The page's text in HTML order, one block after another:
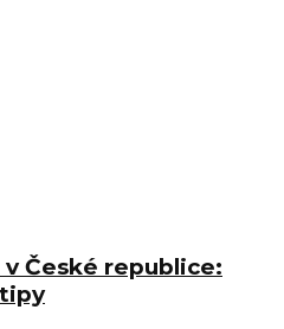
České republice: